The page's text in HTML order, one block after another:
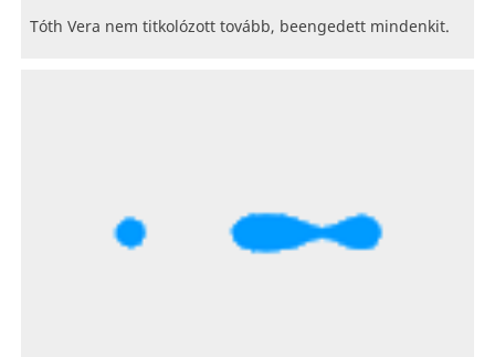
Tóth Vera nem titkolózott tovább, beengedett mindenkit.